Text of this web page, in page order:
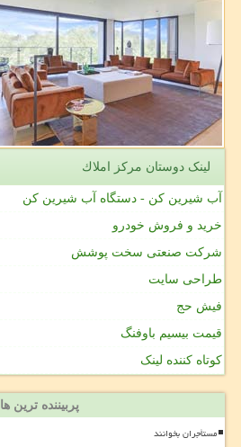
لینک دوستان مركز املاك
آب شیرین کن - دستگاه آب شیرین کن
خرید و فروش خودرو
شرکت صنعتی سخت پوشش
طراحی سایت
فیش حج
قیمت بیسیم باوفنگ
کوتاه کننده لینک
پربیننده ترین ها
مستأجران بخوانند